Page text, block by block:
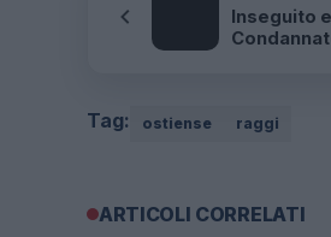
Inseguito
Tag: ostiense raggi
ARTICOLI CORRELATI